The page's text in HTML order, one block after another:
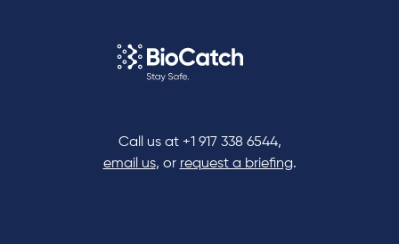
Call us at +1 917 338 6544,
email us, or request a briefing.